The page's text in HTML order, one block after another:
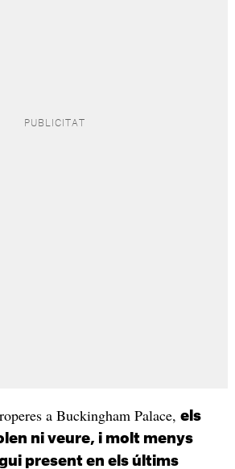
a Buckingham Palace, els
ni veure, i molt menys
present en els últims